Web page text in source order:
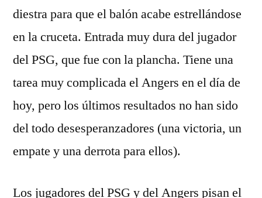
diestra para que el balón acabe estrellándose
en la cruceta. Entrada muy dura del jugador
del PSG, que fue con la plancha. Tiene una
tarea muy complicada el Angers en el día de
hoy, pero los últimos resultados no han sido
del todo desesperanzadores (una victoria, un
empate y una derrota para ellos).
Los jugadores del PSG y del Angers pisan el